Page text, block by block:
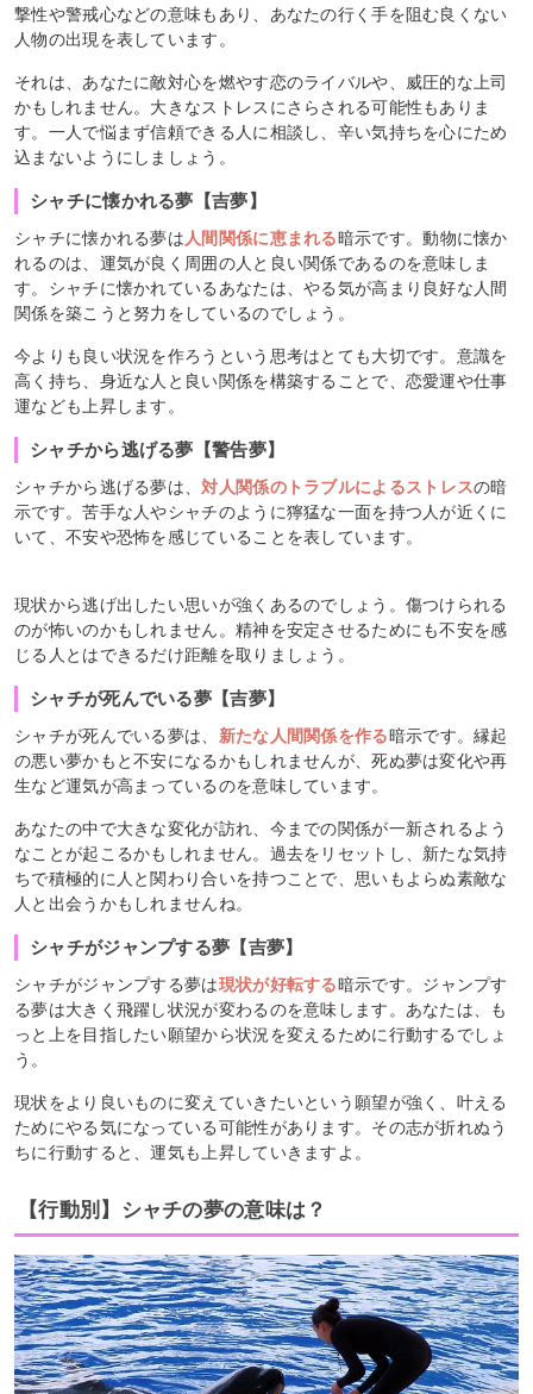
撃性や警戒心などの意味もあり、あなたの行く手を阻む良くない
人物の出現を表しています。
それは、あなたに敵対心を燃やす恋のライバルや、威圧的な上司
かもしれません。大きなストレスにさらされる可能性もありま
す。一人で悩まず信頼できる人に相談し、辛い気持ちを心にため
込まないようにしましょう。
シャチに懐かれる夢【吉夢】
シャチに懐かれる夢は 人間関係に恵まれる暗示です。動物に懐か
れるのは、運気が良く周囲の人と良い関係であるのを意味しま
す。シャチに懐かれているあなたは、やる気が高まり良好な人間
関係を築こうと努力をしているのでしょう。
今よりも良い状況を作ろうという思考はとても大切です。意識を
高く持ち、身近な人と良い関係を構築することで、恋愛運や仕事
運なども上昇します。
シャチから逃げる夢【警告夢】
シャチから逃げる夢は、対人関係のトラブルによるストレスの暗
示です。苦手な人やシャチのように獰猛な一面を持つ人が近くに
いて、不安や恐怖を感じていることを表しています。
現状から逃げ出したい思いが強くあるのでしょう。傷つけられる
のが怖いのかもしれません。精神を安定させるためにも不安を感
じる人とはできるだけ距離を取りましょう。
シャチが死んでいる夢【吉夢】
シャチが死んでいる夢は、 新たな人間関係を作る暗示です。縁起
の悪い夢かもと不安になるかもしれませんが、死ぬ夢は変化や再
生など運気が高まっているのを意味しています。
あなたの中で大きな変化が訪れ、今までの関係が一新されるよう
なことが起こるかもしれません。過去をリセットし、新たな気持
ちで積極的に人と関わり合いを持つことで、思いもよらぬ素敵な
人と出会うかもしれませんね。
シャチがジャンプする夢【吉夢】
シャチがジャンプする夢は現状が好転する暗示です。ジャンプす
る夢は大きく飛躍し状況が変わるのを意味します。あなたは、も
っと上を目指したい願望から状況を変えるために行動するでしょ
う。
現状をより良いものに変えていきたいという願望が強く、叶える
ためにやる気になっている可能性があります。その志が折れぬう
ちに行動すると、運気も上昇していきますよ。
【行動別】シャチの夢の意味は？